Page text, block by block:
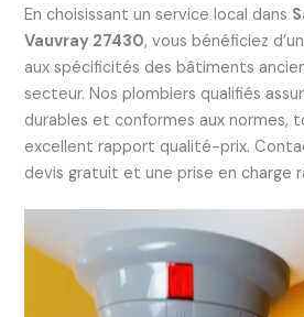
En choisissant un service local dans
Vauvray 27430, vous bénéficiez
aux spécificités des bâtiments
secteur. Nos plombiers qualifiés
durables et conformes aux normes,
excellent rapport qualité-prix.
devis gratuit et une prise en charge